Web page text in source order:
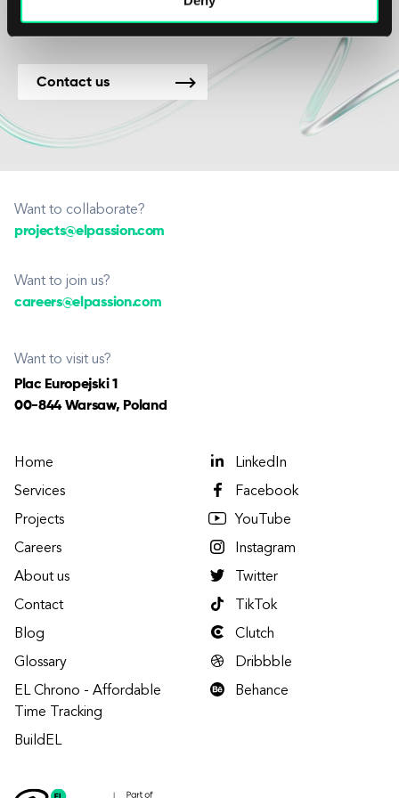
Contact us
Want to collaborate?
projects@elpassion.com
Want to join us?
careers@elpassion.com
Want to visit us?
Plac Europejski 1
00-844 Warsaw, Poland
Home
Services
Projects
Careers
About us
Contact
Blog
Glossary
EL Chrono - Affordable
Time Tracking
BuildEL
LinkedIn
Facebook
YouTube
Instagram
Twitter
TikTok
Clutch
Dribbble
Behance